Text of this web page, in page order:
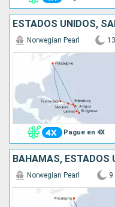
Pague en 4X
Norwegian Pearl
BAHAMAS, ESTADOS
Norwegian Pearl 9